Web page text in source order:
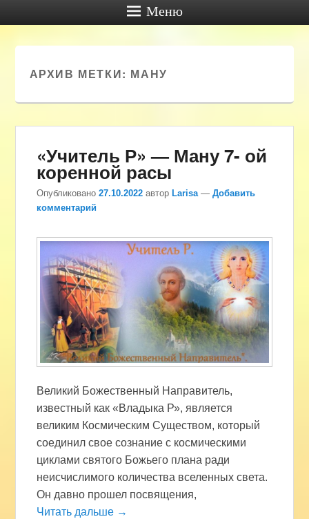
Меню
АРХИВ МЕТКИ: МАНУ
«Учитель Р» — Ману 7- ой
коренной расы
Опубликовано27.10.2022 автор Larisa —Добавить
комментарий
Великий Божественный Направитель,
известный как «Владыка Р», является
великим Космическим Существом, который
соединил свое сознание с космическими
циклами святого Божьего плана ради
неисчислимого количества вселенных света.
Он давно прошел посвящения,
Читать дальше →